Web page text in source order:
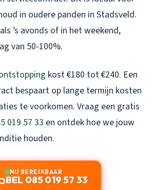
in oudere panden in Stadsveld.
’s avonds of in het weekend,
van 50-100%.
kost €180 tot €240. Een
bespaart op lange termijn kosten
te voorkomen. Vraag een gratis
019 57 33 en ontdek hoe we jouw
houden.
NU BEREIKBAAR
BEL 085 019 57 33